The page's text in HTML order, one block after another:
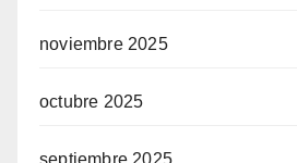
noviembre 2025
octubre 2025
septiembre 2025